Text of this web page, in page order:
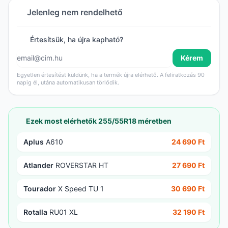
Jelenleg nem rendelhető
Értesítsük, ha újra kapható?
Kérem
Egyetlen értesítést küldünk, ha a termék újra elérhető. A feliratkozás 90
napig él, utána automatikusan törlődik.
Ezek most elérhetők 255/55R18 méretben
Aplus A610 24 690 Ft
Atlander ROVERSTAR HT 27 690 Ft
Tourador X Speed TU 1 30 690 Ft
Rotalla RU01 XL 32 190 Ft